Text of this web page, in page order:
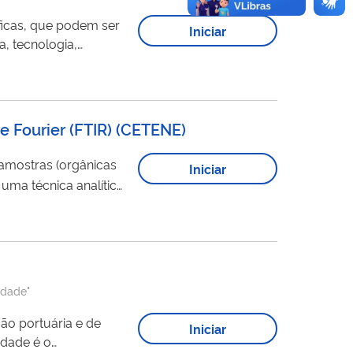
que podem ser
tecnologia,
de
cristalinas e...
Iniciar
(FTIR) (CETENE)
(orgânicas
técnica analítica
Iniciar
portuária e de
Iniciar